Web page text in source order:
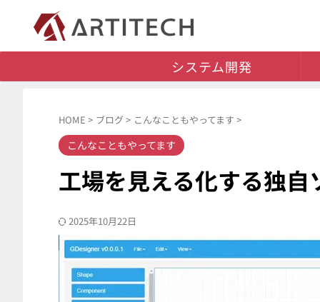
システム開発
HOME > ブログ> こんなこともやってます >
こんなこともやってます
工場を見える化する独
2025年10月22日